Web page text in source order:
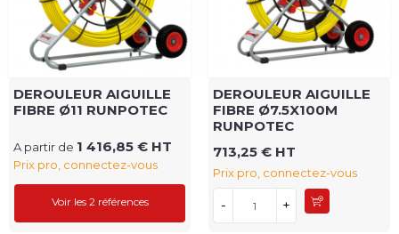
DEROULEUR AIGUILLE
FIBRE Ø11 RUNPOTEC
A partir de 1 416,85 € HT
Prix pro, connectez-vous
Voir les 2 références
DEROULEUR AIGUILLE
FIBRE Ø7.5X100M
RUNPOTEC
713,25 € HT
Prix pro, connectez-vous
- +